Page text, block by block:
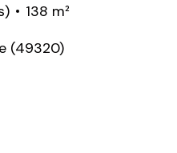
138 m²
(49320)